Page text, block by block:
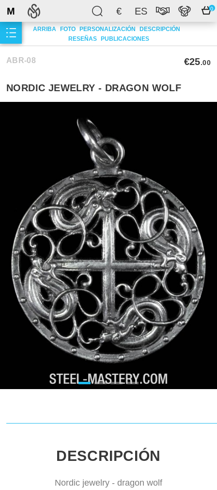
€ ES 0
M
ARRIBA FOTO PERSONALIZACIÓN
DESCRIPCIÓN
RESEÑAS
PUBLICACIONES
ABR-08 €25.00
NORDIC JEWELRY - DRAGON WOLF
DESCRIPCIÓN
Nordic jewelry - dragon wolf